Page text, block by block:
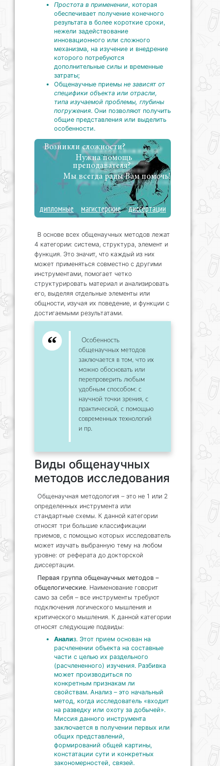
Простота в применении, которая
обеспечивает получение конечного
результата в более короткие сроки,
нежели задействование
инновационного или сложного
механизма, на изучение и внедрение
которого потребуются
дополнительные силы и временные
затраты;
Общенаучные приемы не зависят от
специфики объекта или отрасли,
типа изучаемой проблемы, глубины
погружения. Они позволяют получить
общие представления или выделить
особенности.
Возникли сложности?
Нужна помощь
преподавателя?
Мы всегда рады Вам помочь!
дипломные магистерские диссертации
В основе всех общенаучных методов лежат
4 категории: система, структура, элемент и
функция. Это значит, что каждый из них
может применяться совместно с другими
инструментами, помогает четко
структурировать материал и анализировать
его, выделяя отдельные элементы или
общности, изучая их поведение, и функции с
достигаемыми результатами.
Особенность
общенаучных методов
заключается в том, что их
можно обосновать или
перепроверить любым
удобным способом: с
научной точки зрения, с
практической, с помощью
современных технологий
и пр.
Виды общенаучных
методов исследования
Общенаучная методология – это не 1 или 2
определенных инструмента или
стандартные схемы. К данной категории
относят три большие классификации
приемов, с помощью которых исследователь
может изучать выбранную тему на любом
уровне: от реферата до докторской
диссертации.
Первая группа общенаучных методов –
общелогические . Наименование говорит
само за себя – все инструменты требуют
подключения логического мышления и
критического мышления. К данной категории
относят следующие подвиды:
Анализ. Этот прием основан на
расчленении объекта на составные
части с целью их раздельного
(расчлененного) изучения. Разбивка
может производиться по
конкретным признакам ли
свойствам. Анализ – это начальный
метод, когда исследователь «входит
на разведку или охоту за добычей».
Миссия данного инструмента
заключается в получении первых или
общих представлений,
формирований общей картины,
констатации сути и конкретных
закономерностей, связей.